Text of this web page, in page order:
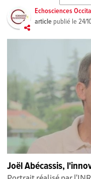
Echosciences
article publié le24/
Joël Abécassis,